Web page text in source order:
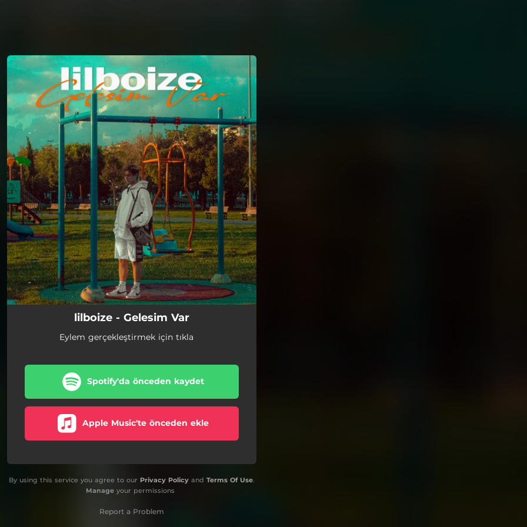
You're all set!
lilboize - Gelesim Var
Eylem gerçekleştirmek için tıkla
Spotify'da önceden kaydet
Apple Music'te önceden ekle
By using this service you agree to our Privacy Policy and Terms Of Use.
Manageyour permissions
Report a Problem